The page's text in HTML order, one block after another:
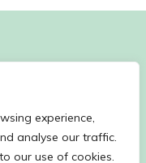
experience,
analyse our traffic.
our use of cookies.